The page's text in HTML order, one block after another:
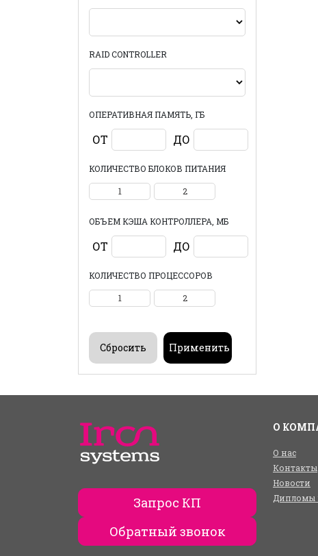
RAID CONTROLLER
ОПЕРАТИВНАЯ ПАМЯТЬ, ГБ
ОТ ДО
КОЛИЧЕСТВО БЛОКОВ ПИТАНИЯ
1 2
ОБЪЕМ КЭША КОНТРОЛЛЕРА, МБ
ОТ ДО
КОЛИЧЕСТВО ПРОЦЕССОРОВ
1 2
Запрос КП
Обратный звонок
О
О нас
Контакты
Новости
Дипломы